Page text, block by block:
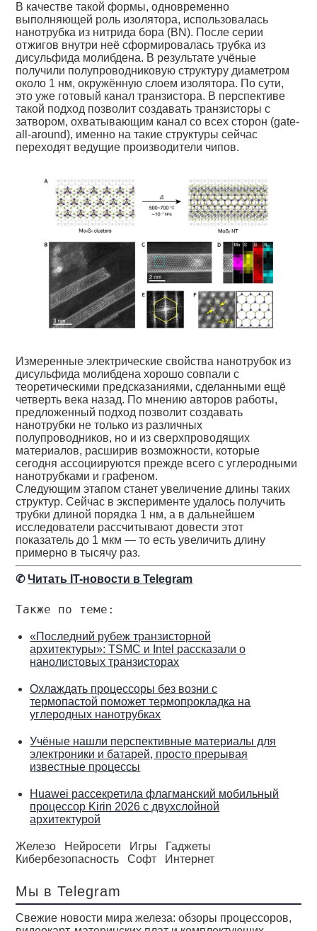
В качестве такой формы, одновременно
выполняющей роль изолятора, использовалась
нанотрубка из нитрида бора (BN). После серии
отжигов внутри неё сформировалась трубка из
дисульфида молибдена. В результате учёные
получили полупроводниковую структуру диаметром
около 1 нм, окружённую слоем изолятора. По сути,
это уже готовый канал транзистора. В перспективе
такой подход позволит создавать транзисторы с
затвором, охватывающим канал со всех сторон (gate-
all-around), именно на такие структуры сейчас
переходят ведущие производители чипов.
Измеренные электрические свойства нанотрубок из
дисульфида молибдена хорошо совпали с
теоретическими предсказаниями, сделанными ещё
четверть века назад. По мнению авторов работы,
предложенный подход позволит создавать
нанотрубки не только из различных
полупроводников, но и из сверхпроводящих
материалов, расширив возможности, которые
сегодня ассоциируются прежде всего с углеродными
нанотрубками и графеном.
Следующим этапом станет увеличение длины таких
структур. Сейчас в эксперименте удалось получить
трубки длиной порядка 1 нм, а в дальнейшем
исследователи рассчитывают довести этот
показатель до 1 мкм — то есть увеличить длину
примерно в тысячу раз.
✆Читать IT-новости в Telegram
Также по теме:
«Последний рубеж транзисторной
архитектуры»: TSMC и Intel рассказали о
нанолистовых транзисторах
Охлаждать процессоры без возни с
термопастой поможет термопрокладка на
углеродных нанотрубках
Учёные нашли перспективные материалы для
электроники и батарей, просто прерывая
известные процессы
Huawei рассекретила флагманский мобильный
процессор Kirin 2026 с двухслойной
архитектурой
Железо Нейросети Игры
Гаджеты
Кибербезопасность
Софт Интернет
Мы в Telegram
Свежие новости мира железа: обзоры процессоров,